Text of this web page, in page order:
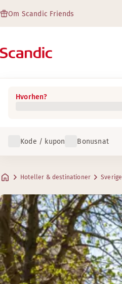
Om Scandic Friends
Hvorhen?
Kode / kupon Bonusnat
Hoteller & destinationer Sverige